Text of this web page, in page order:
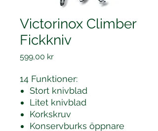
Victorinox Climber
Fickkniv
599,00 krPris
14 Funktioner:
Stort knivblad
Litet knivblad
Korkskruv
Konservburks öppnare